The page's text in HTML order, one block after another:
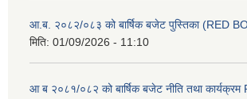
आ.ब. २०८२/०८३ को बार्षिक बजेट पुस्तिका (RED
मिति: 01/09/2026 - 11:10
आ ब २०८१/०८२ को बार्षिक बजेट नीति तथा